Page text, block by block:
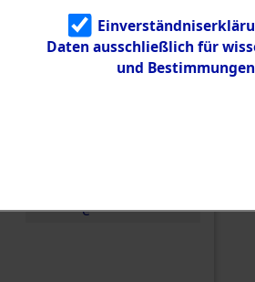
Identifizierun
g
5.3.3
Todesmärsch
e
Daten ausschließlich für
und